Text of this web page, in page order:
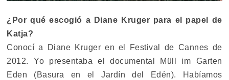
¿Por qué escogió a Diane Kruger para el papel de
Katja?
Conocí a Diane Kruger en el Festival de Cannes de
2012. Yo presentaba el documental Müll im Garten
Eden (Basura en el Jardín del Edén). Habíamos